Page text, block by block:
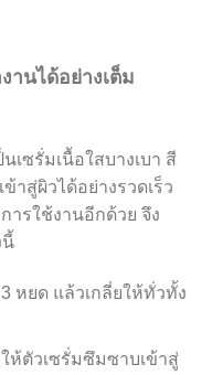
นได้อย่างเต็ม
ซรั่มเนื้อใสบางเบา สี
สู่ผิวได้อย่างรวดเร็ว
ารใช้งานอีกด้วย จึง
นี้
หยด แล้วเกลี่ยให้ทั่วทั้ง
ห้ตัวเซรั่มซึมซาบเข้าสู่